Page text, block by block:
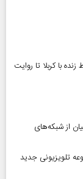
با کربلا تا روایت
از شبکه‌های
را از دست دادیم/ پخش ۲ مجموعه تلویزیونی جدید